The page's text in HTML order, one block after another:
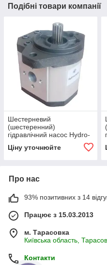
Подібні товари компанії
Шестерневий
(шестеренний)
гідравлічний насос Hydro-
Ціну уточнюйте
Про нас
93% позитивних з 14
Працює з 15.03.2013
м. Тарасовка
Київська область,
Контакти